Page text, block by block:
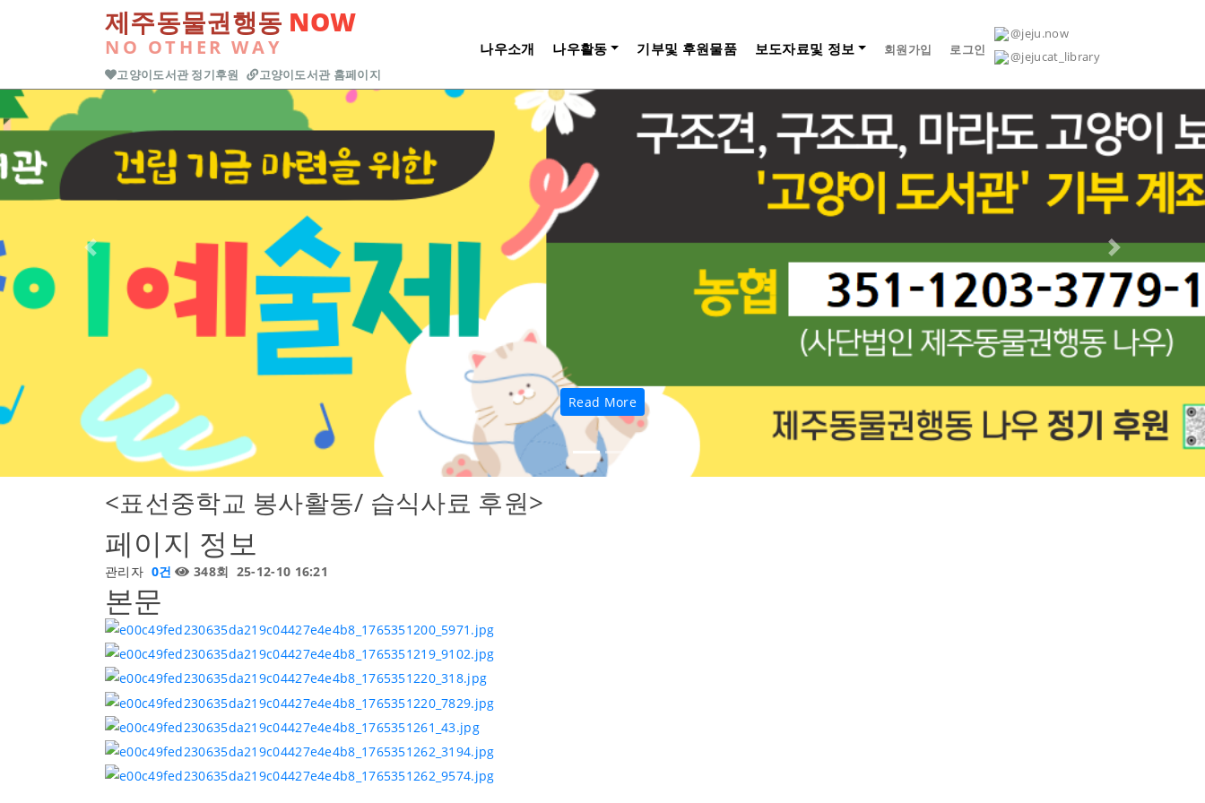
제주동물권행동 NOW
NO OTHER WAY
고양이도서관 정기후원 고양이도서관 홈페이지
나우소개 나우활동 기부및 후원물품 보도자료및 정보 회원가입 로그인
@jeju.now
@jejucat_library
Read More
Previous Next
<표선중학교 봉사활동/ 습식사료 후원>
페이지 정보
관리자 0건 348회 25-12-10 16:21
본문